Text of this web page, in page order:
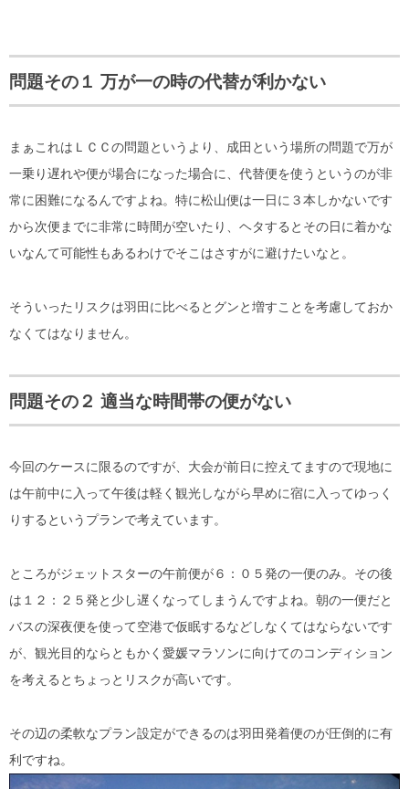
問題その１ 万が一の時の代替が利かない
まぁこれはＬＣＣの問題というより、成田という場所の問題で万が
一乗り遅れや便が場合になった場合に、代替便を使うというのが非
常に困難になるんですよね。特に松山便は一日に３本しかないです
から次便までに非常に時間が空いたり、ヘタするとその日に着かな
いなんて可能性もあるわけでそこはさすがに避けたいなと。
そういったリスクは羽田に比べるとグンと増すことを考慮しておか
なくてはなりません。
問題その２ 適当な時間帯の便がない
今回のケースに限るのですが、大会が前日に控えてますので現地に
は午前中に入って午後は軽く観光しながら早めに宿に入ってゆっく
りするというプランで考えています。
ところがジェットスターの午前便が６：０５発の一便のみ。その後
は１２：２５発と少し遅くなってしまうんですよね。朝の一便だと
バスの深夜便を使って空港で仮眠するなどしなくてはならないです
が、観光目的ならともかく愛媛マラソンに向けてのコンディション
を考えるとちょっとリスクが高いです。
その辺の柔軟なプラン設定ができるのは羽田発着便のが圧倒的に有
利ですね。